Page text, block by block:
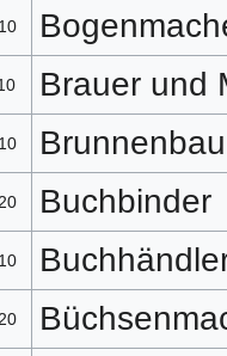
Brauer und
Buchbinder